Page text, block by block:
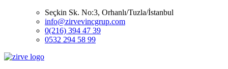
Seçkin Sk. No:3, Orhanlı/Tuzla/İstanbul
info@zirvevincgrup.com
0(216) 394 47 39
0532 294 58 99